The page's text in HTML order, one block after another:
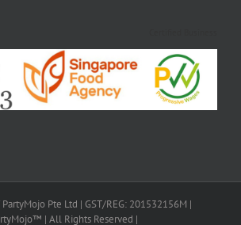
Pte Ltd | GST/REG: 201532156M |
| All Rights Reserved |